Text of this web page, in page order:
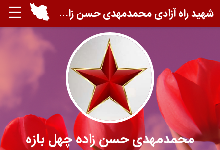
☰ شهید راه آزادی محمدمهدی حسن زاده چهل بازه
محمدمهدی حسن زاده چهل بازه